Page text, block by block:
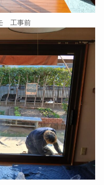
工事前